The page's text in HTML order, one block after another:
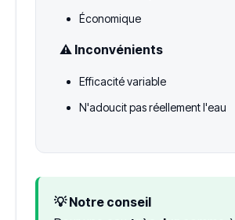
Économique
⚠️ Inconvénients
Efficacité variable
N'adoucit pas réellement l'eau
💡 Notre conseil